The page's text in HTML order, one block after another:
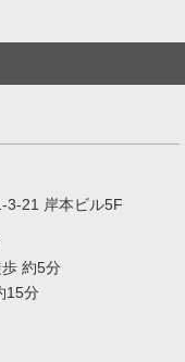
3-21 岸本ビル5F
約5分
15分